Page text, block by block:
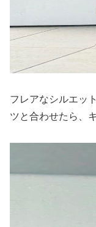
フレアなシルエッ
ツと合わせたら、